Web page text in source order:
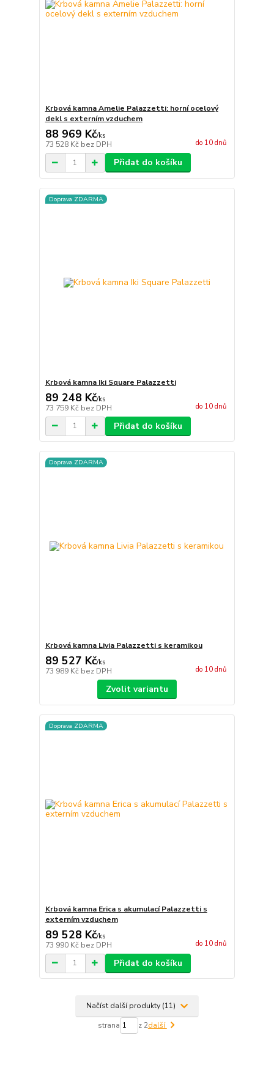
Krbová kamna Amelie Palazzetti: horní ocelový
dekl s externím vzduchem
88 969 Kč/ks
73 528 Kč bez DPH do 10 dnů
Přidat do košíku
Doprava ZDARMA
Krbová kamna Iki Square Palazzetti
89 248 Kč/ks
73 759 Kč bez DPH do 10 dnů
Přidat do košíku
Doprava ZDARMA
Krbová kamna Livia Palazzetti s keramikou
89 527 Kč/ks
73 989 Kč bez DPH do 10 dnů
Zvolit variantu
Doprava ZDARMA
Krbová kamna Erica s akumulací Palazzetti s
externím vzduchem
89 528 Kč/ks
73 990 Kč bez DPH do 10 dnů
Přidat do košíku
Načíst další produkty (11)
strana z 2další